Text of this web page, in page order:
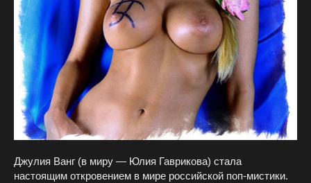
Джулия Ванг (в миру — Юлия Гаврикова) стала
настоящим откровением в мире российской поп-мистики.